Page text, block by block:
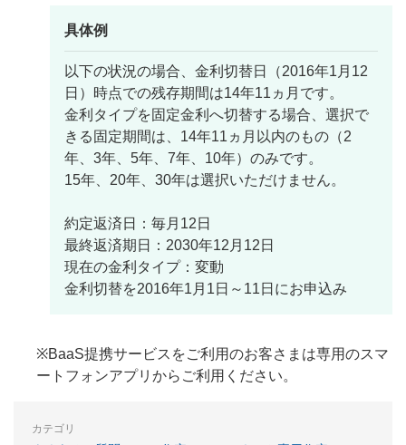
具体例
以下の状況の場合、金利切替日（2016年1月12
日）時点での残存期間は14年11ヵ月です。
金利タイプを固定金利へ切替する場合、選択で
きる固定期間は、14年11ヵ月以内のもの（2
年、3年、5年、7年、10年）のみです。
15年、20年、30年は選択いただけません。
約定返済日：毎月12日
最終返済期日：2030年12月12日
現在の金利タイプ：変動
金利切替を2016年1月1日～11日にお申込み
※BaaS提携サービスをご利用のお客さまは専用のスマ
ートフォンアプリからご利用ください。
カテゴリ